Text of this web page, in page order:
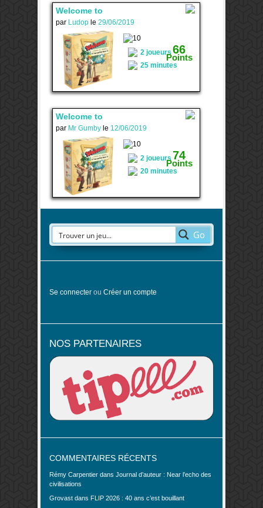
Welcome to
par Ludop le 29/06/2019
66
Points
2 joueurs
25 minutes
Welcome to
par Mr Gumby le 12/06/2019
74
Points
2 joueurs
20 minutes
Go
Se connecter ou Créer un compte
NOS PARTENAIRES
COMMENTAIRES RÉCENTS
Rémy Carpentier dans Journal d’auteur : Near l’echo des
civilisations
Grovast dans FLIP 2026 : 40 ans c’est bouillant